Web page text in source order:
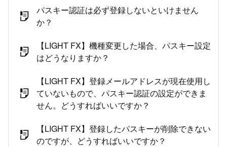
パスキー認証は必ず登録しないといけません
か？
【LIGHT FX】機種変更した場合、パスキー設定
はどうなりますか？
【LIGHT FX】登録メールアドレスが現在使用し
ていないもので、パスキー認証の設定ができま
せん。どうすればいいですか？
【LIGHT FX】登録したパスキーが削除できない
のですが、どうすればいいですか？